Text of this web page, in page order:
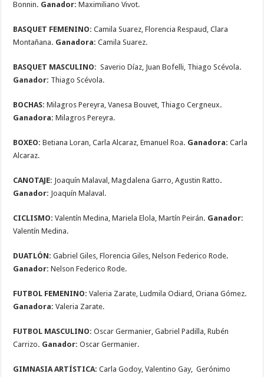
Bonnin. Ganador: Maximiliano Vivot.
BASQUET FEMENINO:Camila Suarez, Florencia Respaud, Clara
Montañana. Ganadora: Camila Suarez.
BASQUET MASCULINO: Saverio Díaz, Juan Bofelli, Thiago Scévola.
Ganador: Thiago Scévola.
BOCHAS:Milagros Pereyra, Vanesa Bouvet, Thiago Cergneux.
Ganadora: Milagros Pereyra.
BOXEO:Betiana Loran, Carla Alcaraz, Emanuel Roa. Ganadora: Carla
Alcaraz.
CANOTAJE: Joaquín Malaval, Magdalena Garro, Agustin Ratto.
Ganador: Joaquín Malaval.
CICLISMO: Valentín Medina, Mariela Elola, Martín Peirán. Ganador:
Valentín Medina.
DUATLÓN:Gabriel Giles, Florencia Giles, Nelson Federico Rode.
Ganador: Nelson Federico Rode.
FUTBOL FEMENINO: Valeria Zarate, Ludmila Odiard, Oriana Gómez.
Ganadora: Valeria Zarate.
FUTBOL MASCULINO: Oscar Germanier, Gabriel Padilla, Rubén
Carrizo. Ganador: Oscar Germanier.
GIMNASIA ARTÍSTICA:Carla Godoy, Valentino Gay, Gerónimo